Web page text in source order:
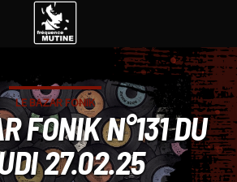
LE BAZAR FONIK
FONIK N°131 DU
27.02.25